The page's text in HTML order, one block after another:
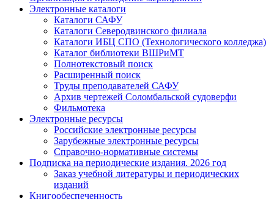
Электронные каталоги
Каталоги САФУ
Каталоги Северодвинского филиала
Каталоги ИБЦ СПО (Технологического колледжа)
Каталог библиотеки ВШРиМТ
Полнотекстовый поиск
Расширенный поиск
Труды преподавателей САФУ
Архив чертежей Соломбальской судоверфи
Фильмотека
Электронные ресурсы
Российские электронные ресурсы
Зарубежные электронные ресурсы
Справочно-нормативные системы
Подписка на периодические издания. 2026 год
Заказ учебной литературы и периодических
изданий
Книгообеспеченность